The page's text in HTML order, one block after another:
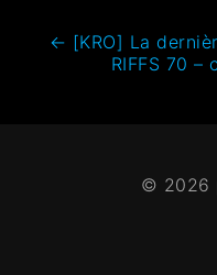
← [KRO] La
RIFFS 70
© 2026